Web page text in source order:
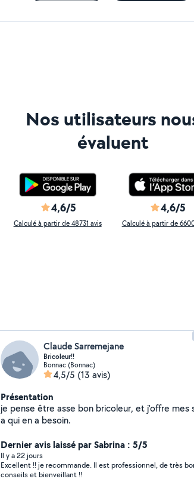
Nos utilisateurs
évaluent
4,6/5
Calculé à partir de 48731 avis
4,6/5
Calculé à partir de
Claude Sarremejane
Bricoleur!!
Bonnac (Bonnac)
4,5/5 (13 avis)
Présentation
je pense être asse bon bricoleur, et j'offre mes
a qui en a besoin.
Dernier avis laissé par Sabrina : 5/5
Il y a 22 jours
Excellent !! je recommande. Il est professionnel, de très
conseils et bienveillant !!